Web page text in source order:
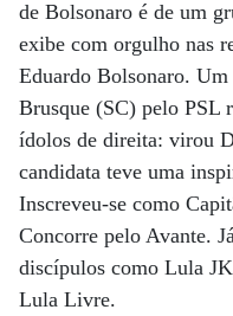
de Bolsonaro é de um
exibe com orgulho nas
Eduardo Bolsonaro.
Brusque (SC) pelo PSL
ídolos de direita: virou
candidata teve uma
Inscreveu-se como
Concorre pelo Avante.
discípulos como Lula
Lula Livre.